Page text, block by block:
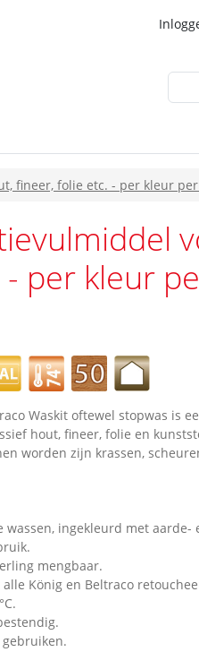
fineer, folie etc. - per kleur
per kleur
Waskit oftewel stopwas is
hout, fineer, folie en
worden zijn krassen,
wassen, ingekleurd met aarde-
mengbaar.
König en Beltraco